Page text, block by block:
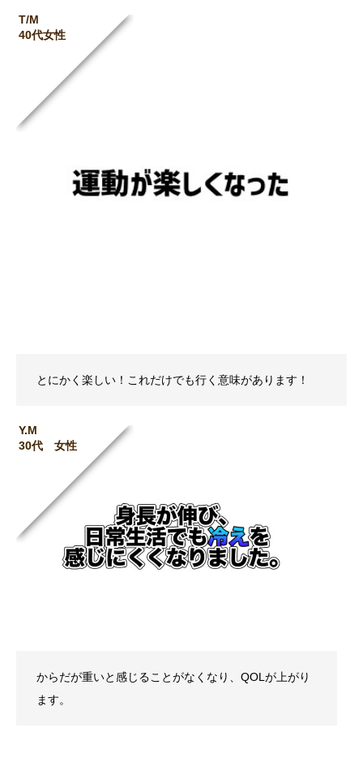
T/M
40代女性
とにかく楽しい！これだけでも行く意味があります！
Y.M
30代 女性
からだが重いと感じることがなくなり、QOLが上がり
ます。